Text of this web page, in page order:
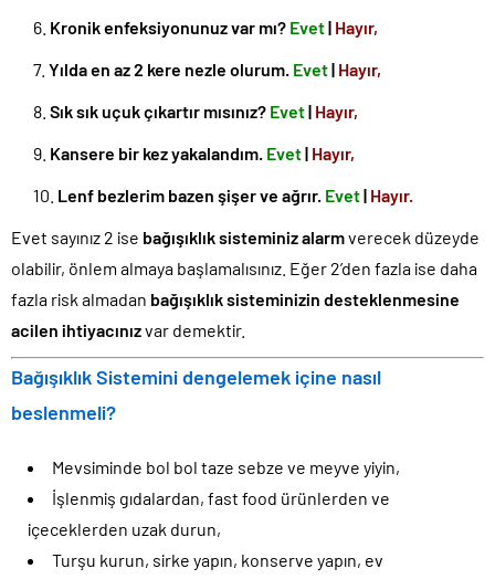
Kronik enfeksiyonunuz var mı? Evet| Hayır,
Yılda en az 2 kere nezle olurum. Evet| Hayır,
Sık sık uçuk çıkartır mısınız? Evet| Hayır,
Kansere bir kez yakalandım. Evet| Hayır,
Lenf bezlerim bazen şişer ve ağrır. Evet| Hayır.
Evet sayınız 2 ise bağışıklık sisteminiz alarmverecek düzeyde
olabilir, önlem almaya başlamalısınız. Eğer 2’den fazla ise daha
fazla risk almadan bağışıklık sisteminizin desteklenmesine
acilen ihtiyacınızvar demektir.
Bağışıklık Sistemini dengelemek içine nasıl
beslenmeli?
Mevsiminde bol bol taze sebze ve meyve yiyin,
İşlenmiş gıdalardan, fast food ürünlerden ve
içeceklerden uzak durun,
Turşu kurun, sirke yapın, konserve yapın, ev